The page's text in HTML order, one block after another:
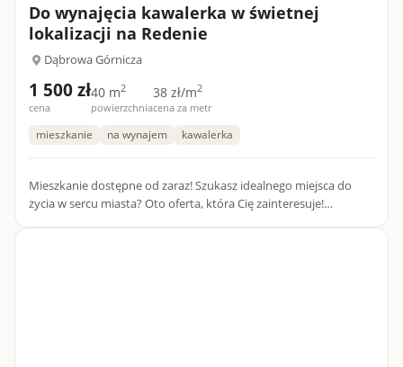
Do wynajęcia kawalerka w świetnej
lokalizacji na Redenie
Dąbrowa Górnicza
1 500 zł
cena
40 m2
powierzchnia
38 zł/m2
cena za metr
mieszkanie na wynajem kawalerka
Mieszkanie dostępne od zaraz! Szukasz idealnego miejsca do
życia w sercu miasta? Oto oferta, która Cię zainteresuje!